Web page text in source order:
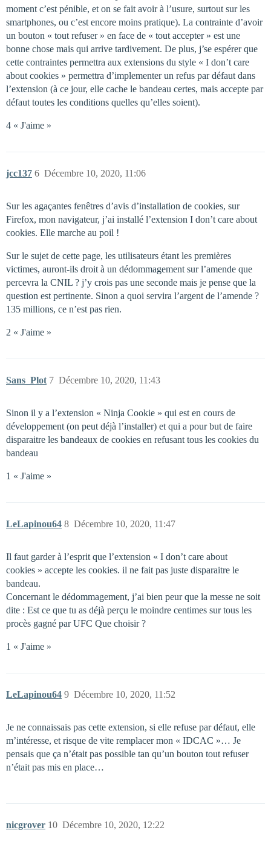
moment c’est pénible, et on se fait avoir à l’usure, surtout sur les
smartphones, ou c’est encore moins pratique). La contrainte d’avoir
un bouton « tout refuser » en face de « tout accepter » est une
bonne chose mais qui arrive tardivement. De plus, j’se espérer que
cette contraintes permettra aux extensions du style « I don’t care
about cookies » permettra d’implementer un refus par défaut dans
l’extension (à ce jour, elle cache le bandeau certes, mais accepte par
défaut toutes les conditions quelles qu’elles soient).
4 « J'aime »
jcc137 Décembre 10, 2020, 11:06
6
Sur les agaçantes fenêtres d’avis d’installation de cookies, sur
Firefox, mon navigateur, j’ai installé l’extension I don’t care about
cookies. Elle marche au poil !
Sur le sujet de cette page, les utilisateurs étant les premières
victimes, auront-ils droit à un dédommagement sur l’amende que
percevra la CNIL ? j’y crois pas une seconde mais je pense que la
question est pertinente. Sinon a quoi servira l’argent de l’amende ?
135 millions, ce n’est pas rien.
2 « J'aime »
Sans_Plot Décembre 10, 2020, 11:43
7
Sinon il y a l’extension « Ninja Cookie » qui est en cours de
développement (on peut déjà l’installer) et qui a pour but de faire
disparaitre les bandeaux de cookies en refusant tous les cookies du
bandeau
1 « J'aime »
LeLapinou64 Décembre 10, 2020, 11:47
8
Il faut garder à l’esprit que l’extension « I don’t care about
cookies » accepte les cookies. il ne fait pas juste disparaitre le
bandeau.
Concernant le dédommagement, j’ai bien peur que la messe ne soit
dite : Est ce que tu as déjà perçu le moindre centimes sur tous les
procès gagné par UFC Que choisir ?
1 « J'aime »
LeLapinou64 Décembre 10, 2020, 11:52
9
Je ne connaissais pas cette extension, si elle refuse par défaut, elle
m’intéresse, et risque de vite remplacer mon « IDCAC »… Je
pensais que ça n’était pas possible tan qu’un bouton tout refuser
n’était pas mis en place…
nicgrover Décembre 10, 2020, 12:22
10